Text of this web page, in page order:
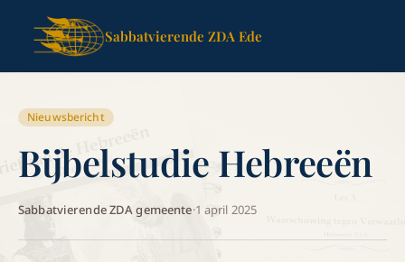
Sabbatvierende ZDA Ede
Nieuwsbericht
Bijbelstudie Hebreeën
Sabbatvierende ZDA gemeente·1 april 2025